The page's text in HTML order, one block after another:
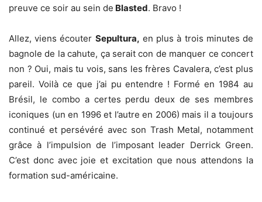
preuve ce soir au sein de Blasted. Bravo !
Allez, viens écouter Sepultura, en plus à trois minutes de
bagnole de la cahute, ça serait con de manquer ce concert
non ? Oui, mais tu vois, sans les frères Cavalera, c’est plus
pareil. Voilà ce que j’ai pu entendre ! Formé en 1984 au
Brésil, le combo a certes perdu deux de ses membres
iconiques (un en 1996 et l’autre en 2006) mais il a toujours
continué et persévéré avec son Trash Metal, notamment
grâce à l’impulsion de l’imposant leader Derrick Green.
C’est donc avec joie et excitation que nous attendons la
formation sud-américaine.